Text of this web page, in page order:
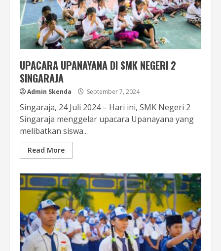
UPACARA UPANAYANA DI SMK NEGERI 2
SINGARAJA
Admin Skenda September 7, 2024
Singaraja, 24 Juli 2024 – Hari ini, SMK Negeri 2
Singaraja menggelar upacara Upanayana yang
melibatkan siswa...
Read More